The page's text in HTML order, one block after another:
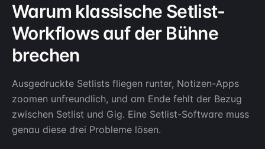
Warum klassische Setlist-
Workflows auf der Bühne
brechen
Ausgedruckte Setlists fliegen runter, Notizen-Apps
zoomen unfreundlich, und am Ende fehlt der Bezug
zwischen Setlist und Gig. Eine Setlist-Software muss
genau diese drei Probleme lösen.